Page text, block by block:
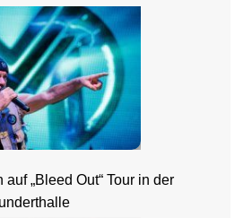
„Bleed Out“ Tour in der